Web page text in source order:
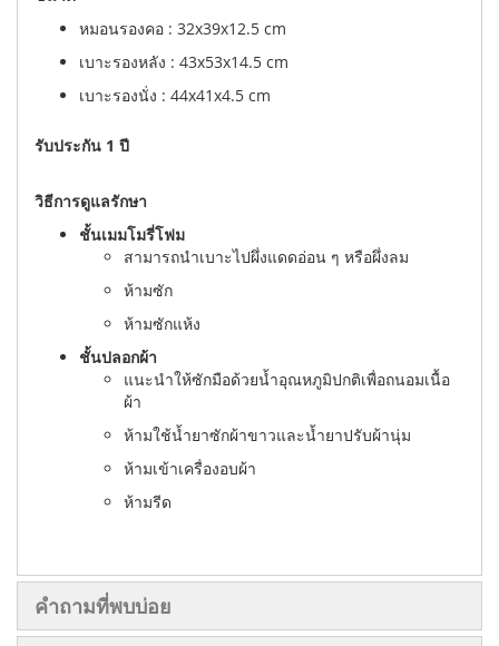
หมอนรองคอ : 32x39x12.5 cm
เบาะรองหลัง : 43x53x14.5 cm
เบาะรองนั่ง : 44x41x4.5 cm
รับประกัน 1 ปี
วิธีการดูแลรักษา
ชั้นเมมโมรี่โฟม
สามารถนําเบาะไปผึ่งแดดอ่อน ๆ หรือผึ่งลม
ห้ามซัก
ห้ามซักแห้ง
ชั้นปลอกผ้า
แนะนําให้ซักมือด้วยน้ำอุณหภูมิปกติเพื่อถนอมเนื้อ
ผ้า
ห้ามใช้น้ำยาซักผ้าขาวและน้ำยาปรับผ้านุ่ม
ห้ามเข้าเครื่องอบผ้า
ห้ามรีด
คำถามที่พบบ่อย